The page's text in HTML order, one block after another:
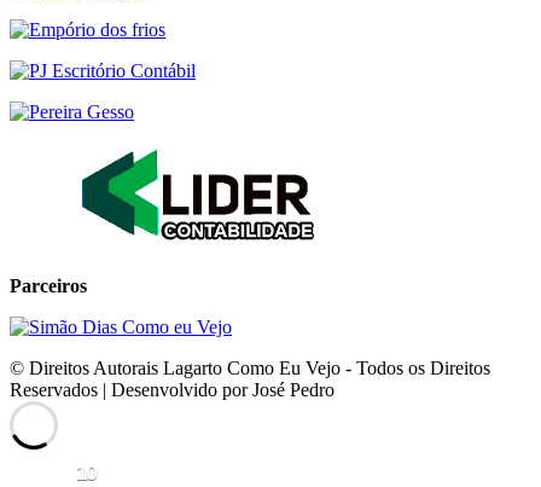
Parceiros
© Direitos Autorais Lagarto Como Eu Vejo - Todos os Direitos
Reservados | Desenvolvido por José Pedro
10